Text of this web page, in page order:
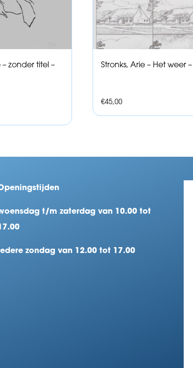
– zonder titel –
Stronks, Arie – Het weer
€45,00
t/m zaterdag van 10.00 tot
zondag van 12.00 tot 17.00